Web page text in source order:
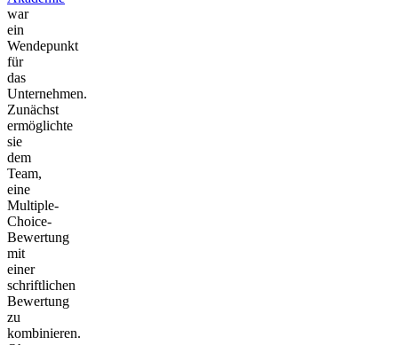
war
ein
Wendepunkt
für
das
Unternehmen.
Zunächst
ermöglichte
sie
dem
Team,
eine
Multiple-
Choice-
Bewertung
mit
einer
schriftlichen
Bewertung
zu
kombinieren.